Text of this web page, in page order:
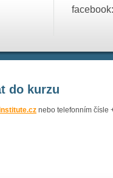
do kurzu
nebo telefonním čísle